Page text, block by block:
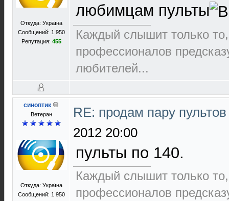
Откуда: Україна
Сообщений: 1 950
Репутация: 455
любимцам пульты
Каждый слышит только
пpофеccионалов
любителей...
синоптик
Ветеран
Откуда: Україна
Сообщений: 1 950
RE: продам пару
2012 20:00
пульты по 140.
Каждый слышит только
пpофеccионалов